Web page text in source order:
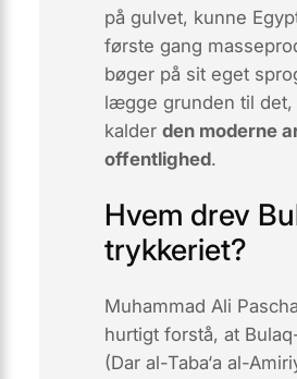
på gulvet, kunne
første gang
bøger på sit eget
lægge grunden til det,
kalder den moderne
offentlighed.
Hvem drev
trykkeriet?
Muhammad Ali
hurtigt forstå, at
(Dar al-Taba‘a al-